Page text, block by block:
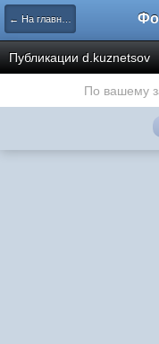
← На главную
Публикации d.kuznetsov
По вашему